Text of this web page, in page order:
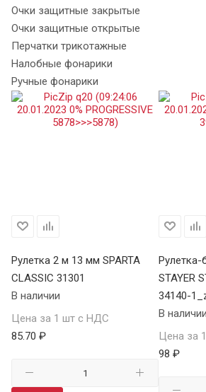
Очки защитные закрытые
Очки защитные открытые
Перчатки трикотажные
Налобные фонарики
Ручные фонарики
Рулетка 2 м 13 мм SPARTA
CLASSIC 31301
В наличии
Цена за 1 шт с НДС
85.70 ₽
STAYER
34140-
В наличии
Цена за
98 ₽